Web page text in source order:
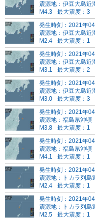
震源地：伊豆大島近
M4.3
最大震度：3
発生時刻：2021年
震源地：伊豆大島近
M2.4
最大震度：1
発生時刻：2021年
震源地：伊豆大島近
M3.1
最大震度：2
発生時刻：2021年
震源地：伊豆大島近
M3.0
最大震度：3
発生時刻：2021年
震源地：福島県沖頃
M3.8
最大震度：1
発生時刻：2021年
震源地：福島県沖頃
M4.1
最大震度：1
発生時刻：2021年
震源地：トカラ列島
M2.4
最大震度：1
発生時刻：2021年
震源地：トカラ列島
M2.5
最大震度：1